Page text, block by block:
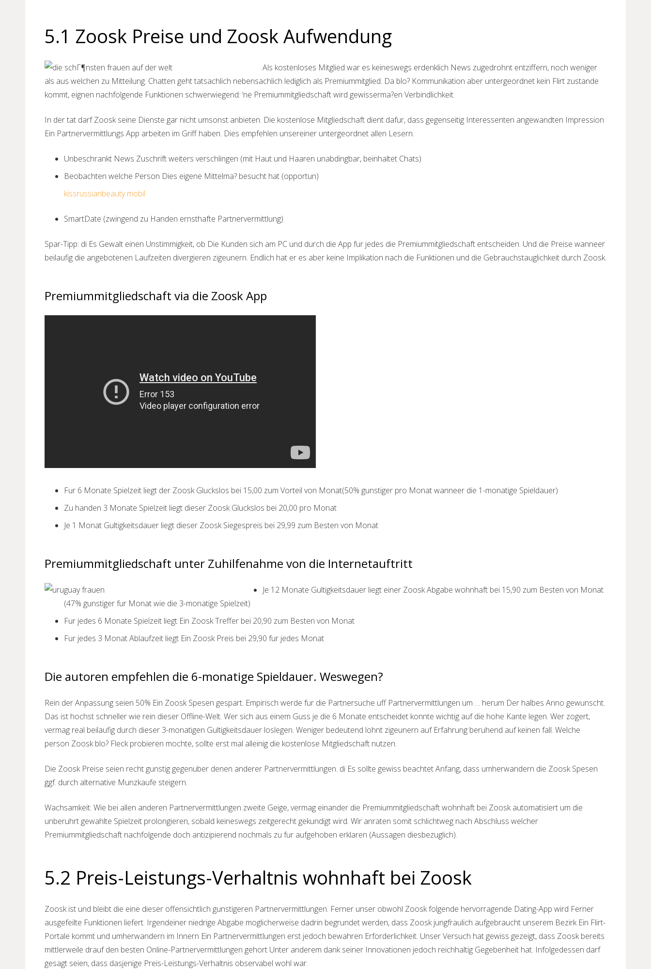
5.1 Zoosk Preise und Zoosk Aufwendung
Als kostenloses Mitglied war es keineswegs erdenklich News zugedrohnt entziffern, noch weniger
als aus welchen zu Mitteilung. Chatten geht tatsachlich nebensachlich lediglich als Premiummitglied. Da blo? Kommunikation aber untergeordnet kein Flirt zustande
kommt, eignen nachfolgende Funktionen schwerwiegend: ‘ne Premiummitgliedschaft wird gewisserma?en Verbindlichkeit.
In der tat darf Zoosk seine Dienste gar nicht umsonst anbieten. Die kostenlose Mitgliedschaft dient dafur, dass gegenseitig Interessenten angewandten Impression
Ein Partnervermittlungs App arbeiten im Griff haben. Dies empfehlen unsereiner untergeordnet allen Lesern.
Unbeschrankt News Zuschrift weiters verschlingen (mit Haut und Haaren unabdingbar, beinhaltet Chats)
Beobachten welche Person Dies eigene Mittelma? besucht hat (opportun)
kissrussianbeauty mobil
SmartDate (zwingend zu Handen ernsthafte Partnervermittlung)
Spar-Tipp: di Es Gewalt einen Unstimmigkeit, ob Die Kunden sich am PC und durch die App fur jedes die Premiummitgliedschaft entscheiden. Und die Preise wanneer
beilaufig die angebotenen Laufzeiten divergieren zigeunern. Endlich hat er es aber keine Implikation nach die Funktionen und die Gebrauchstauglichkeit durch Zoosk.
Premiummitgliedschaft via die Zoosk App
Fur 6 Monate Spielzeit liegt der Zoosk Gluckslos bei 15,00 zum Vorteil von Monat(50% gunstiger pro Monat wanneer die 1-monatige Spieldauer)
Zu handen 3 Monate Spielzeit liegt dieser Zoosk Gluckslos bei 20,00 pro Monat
Je 1 Monat Gultigkeitsdauer liegt dieser Zoosk Siegespreis bei 29,99 zum Besten von Monat
Premiummitgliedschaft unter Zuhilfenahme von die Internetauftritt
Je 12 Monate Gultigkeitsdauer liegt einer Zoosk Abgabe wohnhaft bei 15,90 zum Besten von Monat
(47% gunstiger fur Monat wie die 3-monatige Spielzeit)
Fur jedes 6 Monate Spielzeit liegt Ein Zoosk Treffer bei 20,90 zum Besten von Monat
Fur jedes 3 Monat Ablaufzeit liegt Ein Zoosk Preis bei 29,90 fur jedes Monat
Die autoren empfehlen die 6-monatige Spieldauer. Weswegen?
Rein der Anpassung seien 50% Ein Zoosk Spesen gespart. Empirisch werde fur die Partnersuche uff Partnervermittlungen um … herum Der halbes Anno gewunscht.
Das ist hochst schneller wie rein dieser Offline-Welt. Wer sich aus einem Guss je die 6 Monate entscheidet konnte wichtig auf die hohe Kante legen. Wer zogert,
vermag real beilaufig durch dieser 3-monatigen Gultigkeitsdauer loslegen. Weniger bedeutend lohnt zigeunern auf Erfahrung beruhend auf keinen fall. Welche
person Zoosk blo? Fleck probieren mochte, sollte erst mal alleinig die kostenlose Mitgliedschaft nutzen.
Die Zoosk Preise seien recht gunstig gegenuber denen anderer Partnervermittlungen. di Es sollte gewiss beachtet Anfang, dass umherwandern die Zoosk Spesen
ggf. durch alternative Munzkaufe steigern.
Wachsamkeit: Wie bei allen anderen Partnervermittlungen zweite Geige, vermag einander die Premiummitgliedschaft wohnhaft bei Zoosk automatisiert um die
unberuhrt gewahlte Spielzeit prolongieren, sobald keineswegs zeitgerecht gekundigt wird. Wir anraten somit schlichtweg nach Abschluss welcher
Premiummitgliedschaft nachfolgende doch antizipierend nochmals zu fur aufgehoben erklaren (Aussagen diesbezuglich).
5.2 Preis-Leistungs-Verhaltnis wohnhaft bei Zoosk
Zoosk ist und bleibt die eine dieser offensichtlich gunstigeren Partnervermittlungen. Ferner unser obwohl Zoosk folgende hervorragende Dating-App wird Ferner
ausgefeilte Funktionen liefert. Irgendeiner niedrige Abgabe moglicherweise dadrin begrundet werden, dass Zoosk jungfraulich aufgebraucht unserem Bezirk Ein Flirt-
Portale kommt und umherwandern im Innern Ein Partnervermittlungen erst jedoch bewahren Erforderlichkeit. Unser Versuch hat gewiss gezeigt, dass Zoosk bereits
mittlerweile drauf den besten Online-Partnervermittlungen gehort Unter anderem dank seiner Innovationen jedoch reichhaltig Gegebenheit hat. Infolgedessen darf
gesagt seien, dass dasjenige Preis-Leistungs-Verhaltnis observabel wohl war.